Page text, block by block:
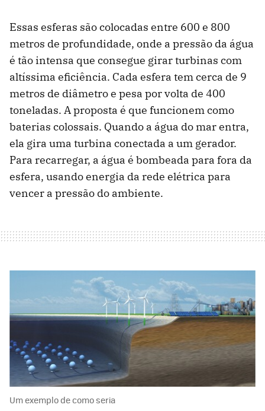
Essas esferas são colocadas entre 600 e 800
metros de profundidade, onde a pressão da água
é tão intensa que consegue girar turbinas com
altíssima eficiência. Cada esfera tem cerca de 9
metros de diâmetro e pesa por volta de 400
toneladas. A proposta é que funcionem como
baterias colossais. Quando a água do mar entra,
ela gira uma turbina conectada a um gerador.
Para recarregar, a água é bombeada para fora da
esfera, usando energia da rede elétrica para
vencer a pressão do ambiente.
Um exemplo de como seria